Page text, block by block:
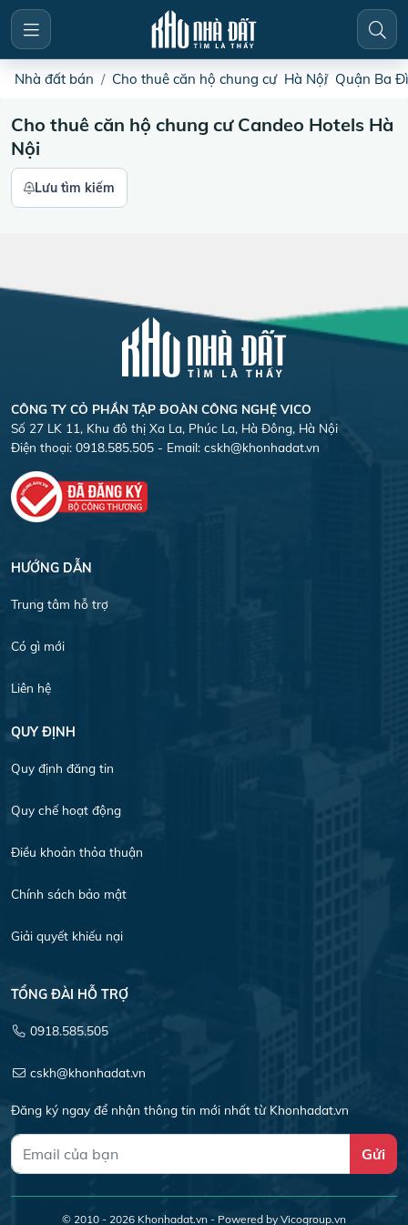
Nhà đất bán Cho thuê căn hộ chung cư Hà Nội Quận Ba
Cho thuê căn hộ chung cư Candeo Hotels Hà
Nội
Lưu tìm kiếm
CÔNG TY CỎ PHẦN TẬP ĐOÀN CÔNG NGHỆ VICO
Số 27 LK 11, Khu đô thị Xa La, Phúc La, Hà Đông, Hà Nội
Điện thoại: 0918.585.505 - Email: cskh@khonhadat.vn
HƯỚNG DẪN
Trung tâm hỗ trợ
Có gì mới
Liên hệ
QUY ĐỊNH
Quy định đăng tin
Quy chế hoạt động
Điều khoản thỏa thuận
Chính sách bảo mật
Giải quyết khiếu nại
TỔNG ĐÀI HỖ TRỢ
0918.585.505
cskh@khonhadat.vn
Đăng ký ngay để nhận thông tin mới nhất từ Khonhadat.vn
Gửi
© 2010 - 2026 Khonhadat.vn - Powered by Vicogroup.vn